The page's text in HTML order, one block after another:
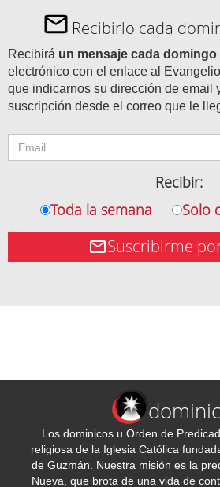
Recibirlo cada
Recibirá un mensaje cada domingo
electrónico con el enlace al
que indicarnos su dirección de email
suscripción desde el correo que le
Recibir:
Toda la semana
Solo
Suscribirme
Los dominicos u Orden de
religiosa de la Iglesia Católica
de Guzmán. Nuestra misión es la
Nueva, que brota de una vida de